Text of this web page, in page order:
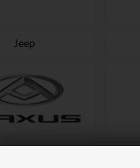
Jeep